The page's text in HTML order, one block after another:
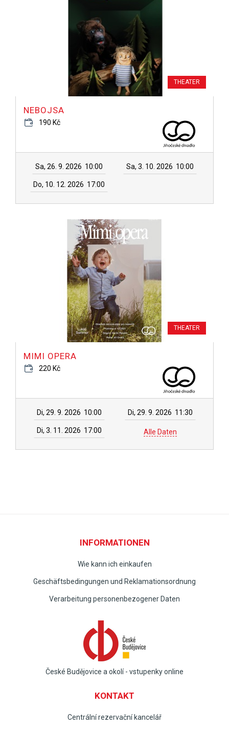
THEATER
NEBOJSA
190 Kč
Sa, 26. 9. 2026 10:00 Sa, 3. 10. 2026 10:00
Do, 10. 12. 2026 17:00
THEATER
MIMI OPERA
220 Kč
Di, 29. 9. 2026 10:00 Di, 29. 9. 2026 11:30
Di, 3. 11. 2026 17:00 Alle Daten
INFORMATIONEN
Wie kann ich einkaufen
Geschäftsbedingungen und Reklamationsordnung
Verarbeitung personenbezogener Daten
České Budějovice a okolí - vstupenky online
KONTAKT
Centrální rezervační kancelář